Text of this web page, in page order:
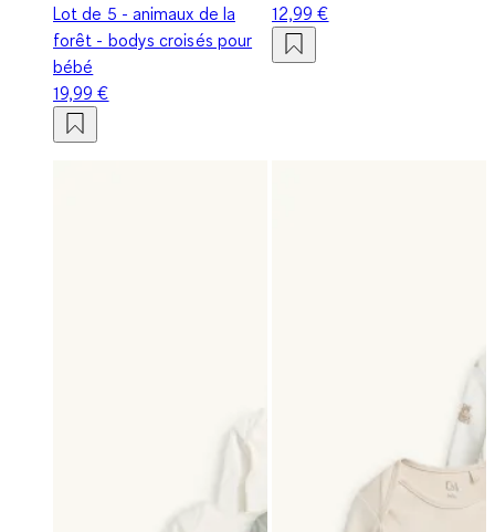
Lot de 5 - animaux de la
forêt - bodys croisés pour
bébé
19,99 €
12,99 €